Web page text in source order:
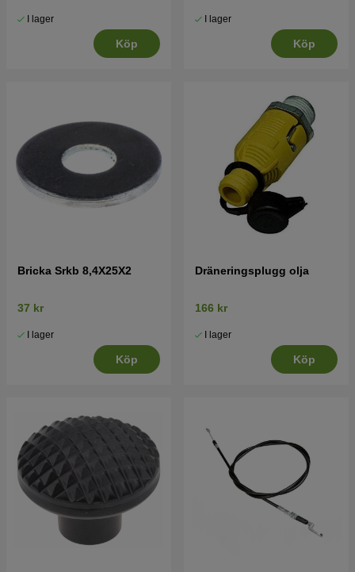
I lager
Köp
I lager
Köp
Bricka Srkb 8,4X25X2
37 kr
I lager
Köp
Dräneringsplugg olja
166 kr
I lager
Köp